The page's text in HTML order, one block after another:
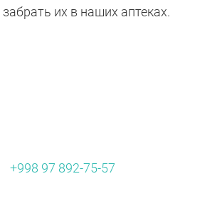
их в наших аптеках.
+998 97 892-75-57